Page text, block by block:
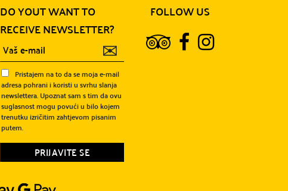
DO YOUT WANT TO
RECEIVE NEWSLETTER?
✉
Pristajem na to da se moja e-mail
adresa pohrani i koristi u svrhu slanja
newslettera. Upoznat sam s tim da ovu
suglasnost mogu povući u bilo kojem
trenutku izričitim zahtjevom pisanim
putem.
FOLLOW US